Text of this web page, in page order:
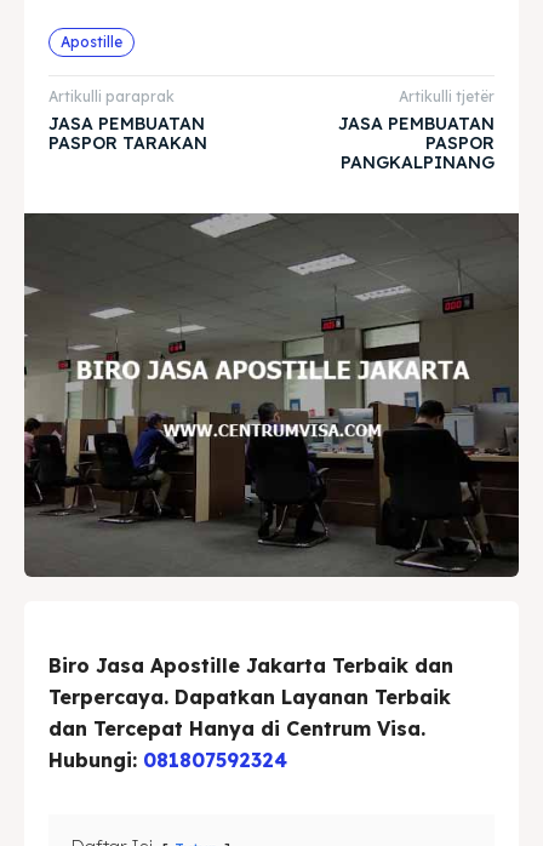
Explore our destinations
& Make a booking today
Paspor
Kitas
Imta
Legalisir
Apostille
Penerjemah
Blog
Explore our destinations
& Make a booking today
Paspor
Kitas
Imta
Legalisir
Apostille
Penerjemah
Blog
Apostille
Artikulli paraprak
JASA PEMBUATAN
PASPOR TARAKAN
Artikulli tjetër
JASA PEMBUATAN
PASPOR
PANGKALPINANG
Biro Jasa Apostille Jakarta Terbaik dan
Terpercaya. Dapatkan Layanan Terbaik
dan Tercepat Hanya di Centrum Visa.
Hubungi: 081807592324